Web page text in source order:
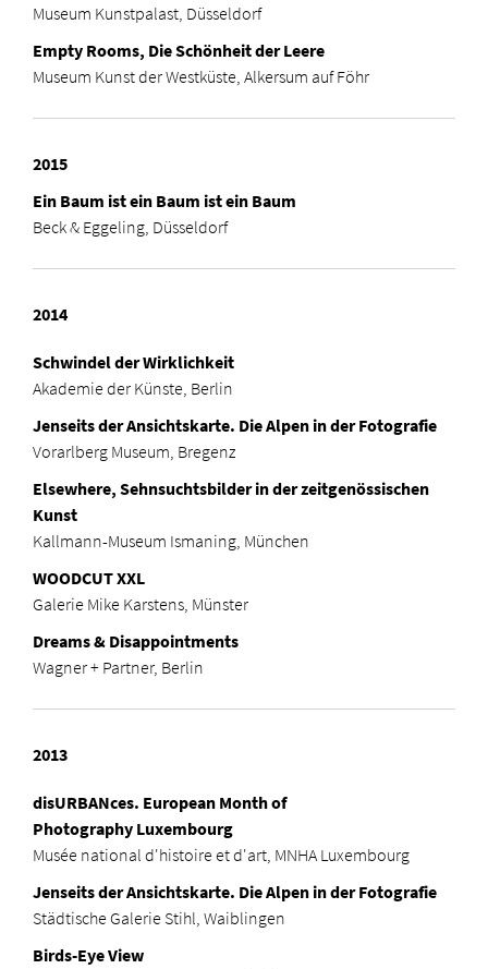
Museum Kunstpalast, Düsseldorf
Empty Rooms, Die Schönheit der Leere
Museum Kunst der Westküste, Alkersum auf Föhr
2015
Ein Baum ist ein Baum ist ein Baum
Beck & Eggeling, Düsseldorf
2014
Schwindel der Wirklichkeit
Akademie der Künste, Berlin
Jenseits der Ansichtskarte. Die Alpen in der Fotografie
Vorarlberg Museum, Bregenz
Elsewhere, Sehnsuchtsbilder in der zeitgenössischen
Kunst
Kallmann-Museum Ismaning, München
WOODCUT XXL
Galerie Mike Karstens, Münster
Dreams & Disappointments
Wagner + Partner, Berlin
2013
disURBANces. European Month of
Photography Luxembourg
Musée national d'histoire et d'art, MNHA Luxembourg
Jenseits der Ansichtskarte. Die Alpen in der Fotografie
Städtische Galerie Stihl, Waiblingen
Birds-Eye View